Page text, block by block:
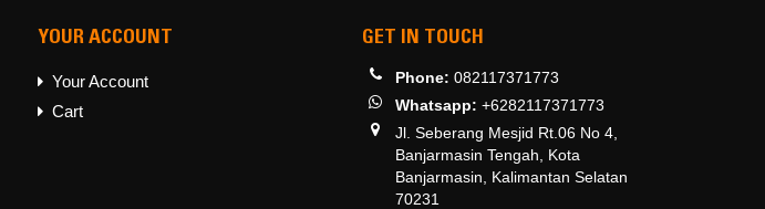
YOUR ACCOUNT
Your Account
Cart
GET IN TOUCH
Phone: 082117371773
Whatsapp: +6282117371773
Jl. Seberang Mesjid Rt.06 No 4,
Banjarmasin Tengah, Kota
Banjarmasin, Kalimantan Selatan
70231